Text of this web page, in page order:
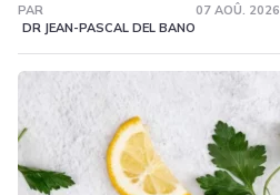
PAR
DR JEAN-PASCAL DEL BANO
07 AOÛ. 2026